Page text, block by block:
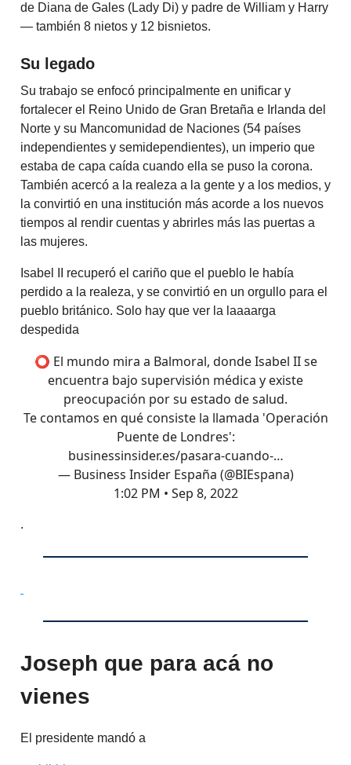
de Diana de Gales (Lady Di) y padre de William y Harry
— también 8 nietos y 12 bisnietos.
Su legado
Su trabajo se enfocó principalmente en unificar y
fortalecer el Reino Unido de Gran Bretaña e Irlanda del
Norte y su Mancomunidad de Naciones (54 países
independientes y semidependientes), un imperio que
estaba de capa caída cuando ella se puso la corona.
También acercó a la realeza a la gente y a los medios, y
la convirtió en una institución más acorde a los nuevos
tiempos al rendir cuentas y abrirles más las puertas a
las mujeres.
Isabel II recuperó el cariño que el pueblo le había
perdido a la realeza, y se convirtió en un orgullo para el
pueblo británico. Solo hay que ver la laaaarga
despedida
⭕ El mundo mira a Balmoral, donde Isabel II se
encuentra bajo supervisión médica y existe
preocupación por su estado de salud.
Te contamos en qué consiste la llamada 'Operación
Puente de Londres':
businessinsider.es/pasara-cuando-…
— Business Insider España (@BIEspana)
1:02 PM • Sep 8, 2022
.
Joseph que para acá no
vienes
El presidente mandó a